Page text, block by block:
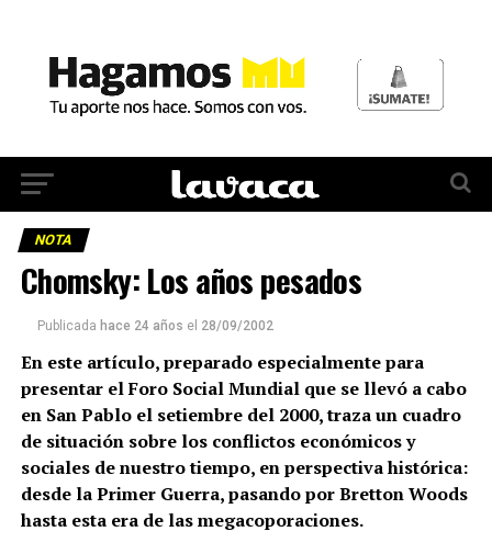
NOTA
Chomsky: Los años pesados
Publicada hace 24 años el 28/09/2002
En este artículo, preparado especialmente para
presentar el Foro Social Mundial que se llevó a cabo
en San Pablo el setiembre del 2000, traza un cuadro
de situación sobre los conflictos económicos y
sociales de nuestro tiempo, en perspectiva histórica:
desde la Primer Guerra, pasando por Bretton Woods
hasta esta era de las megacoporaciones.